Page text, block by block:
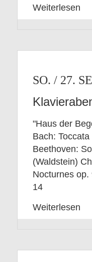
Weiterlesen
SO. / 27.
"Haus der
Bach:
Beethoven:
(Waldstein)
Nocturnes
14
Weiterlesen